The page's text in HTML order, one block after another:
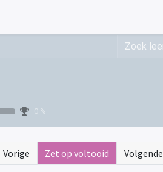
0 %
Vorige Zet op voltooid Volgende